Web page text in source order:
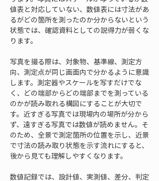
値表と対応していない、数値表には寸法があ
るがどの箇所を測ったのか分からないという
状態では、確認資料としての説得力が弱くな
ります。
写真を撮る際は、対象物、基準線、測定方
向、測定点が同じ画面内で分かるように意識
します。測定器やスケールを写すだけでな
く、どの端部からどの端部までを測っている
のかが読み取れる構図にすることが大切で
す。近すぎる写真では現場内の場所が分から
ず、遠すぎる写真では数値が読めません。そ
のため、全景で測定箇所の位置を示し、近景
で寸法の読み取り状態を示す流れにすると、
後から見ても理解しやすくなります。
数値記録では、設計値、実測値、差分、判定